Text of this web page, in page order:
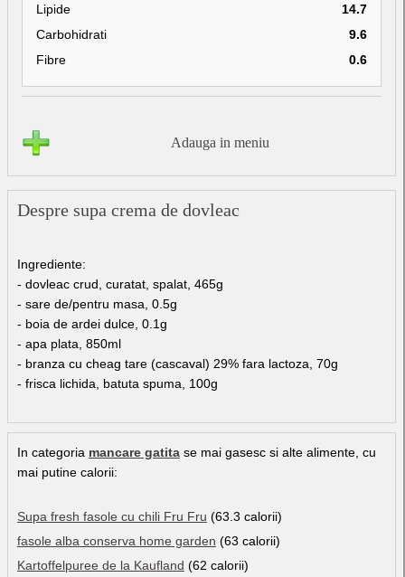
Lipide
14.7
Carbohidrati
9.6
Fibre
0.6
Adauga in meniu
Despre supa crema de dovleac
Ingrediente:
- dovleac crud, curatat, spalat, 465g
- sare de/pentru masa, 0.5g
- boia de ardei dulce, 0.1g
- apa plata, 850ml
- branza cu cheag tare (cascaval) 29% fara lactoza, 70g
- frisca lichida, batuta spuma, 100g
In categoria mancare gatita se mai gasesc si alte alimente, cu
mai putine calorii:
Supa fresh fasole cu chili Fru Fru (63.3 calorii)
fasole alba conserva home garden (63 calorii)
Kartoffelpuree de la Kaufland (62 calorii)